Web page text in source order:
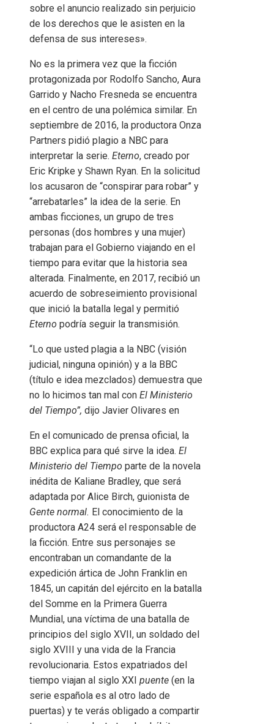
sobre el anuncio realizado sin perjuicio
de los derechos que le asisten en la
defensa de sus intereses».
No es la primera vez que la ficción
protagonizada por Rodolfo Sancho, Aura
Garrido y Nacho Fresneda se encuentra
en el centro de una polémica similar. En
septiembre de 2016, la productora Onza
Partners pidió plagio a NBC para
interpretar la serie. Eterno, creado por
Eric Kripke y Shawn Ryan. En la solicitud
los acusaron de “conspirar para robar” y
“arrebatarles” la idea de la serie. En
ambas ficciones, un grupo de tres
personas (dos hombres y una mujer)
trabajan para el Gobierno viajando en el
tiempo para evitar que la historia sea
alterada. Finalmente, en 2017, recibió un
acuerdo de sobreseimiento provisional
que inició la batalla legal y permitió
Eterno podría seguir la transmisión.
“Lo que usted plagia a la NBC (visión
judicial, ninguna opinión) y a la BBC
(título e idea mezclados) demuestra que
no lo hicimos tan mal con El Ministerio
del Tiempo”, dijo Javier Olivares en
En el comunicado de prensa oficial, la
BBC explica para qué sirve la idea. El
Ministerio del Tiempo parte de la novela
inédita de Kaliane Bradley, que será
adaptada por Alice Birch, guionista de
Gente normal. El conocimiento de la
productora A24 será el responsable de
la ficción. Entre sus personajes se
encontraban un comandante de la
expedición ártica de John Franklin en
1845, un capitán del ejército en la batalla
del Somme en la Primera Guerra
Mundial, una víctima de una batalla de
principios del siglo XVII, un soldado del
siglo XVIII y una vida de la Francia
revolucionaria. Estos expatriados del
tiempo viajan al siglo XXI puente (en la
serie española es al otro lado de
puertas) y te verás obligado a compartir